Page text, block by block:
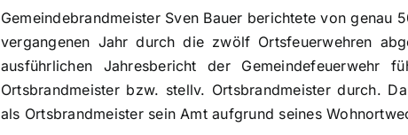
Gemeindebrandmeister Sven Bauer berichtete von genau
vergangenen Jahr durch die zwölf Ortsfeuerwehren
ausführlichen Jahresbericht der Gemeindefeuerwehr
Ortsbrandmeister bzw. stellv. Ortsbrandmeister durch.
als Ortsbrandmeister sein Amt aufgrund seines